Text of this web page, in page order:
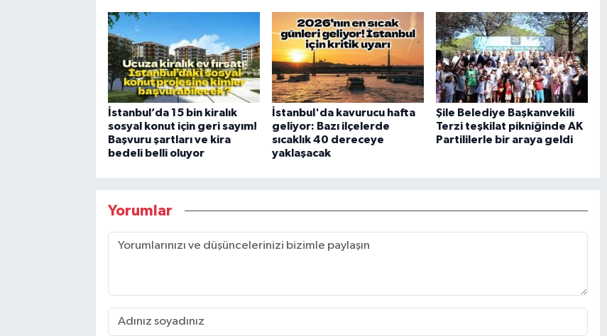
İstanbul’da 15 bin kiralık
sosyal konut için geri sayım!
Başvuru şartları ve kira
bedeli belli oluyor
İstanbul'da kavurucu hafta
geliyor: Bazı ilçelerde
sıcaklık 40 dereceye
yaklaşacak
Şile Belediye Başkanvekili
Terzi teşkilat pikniğinde AK
Partililerle bir araya geldi
Yorumlar